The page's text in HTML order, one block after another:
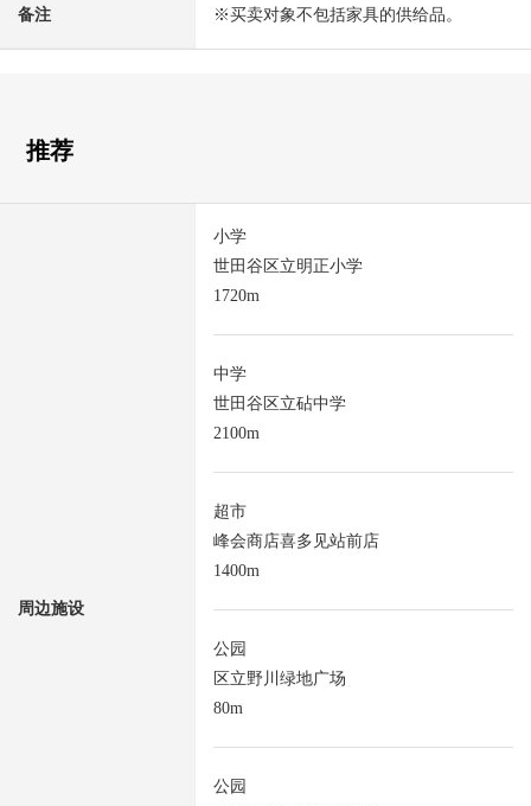
备注 ※买卖对象不包括家具的供给品。
推荐
周边施设
小学
世田谷区立明正小学
1720m
中学
世田谷区立砧中学
2100m
超市
峰会商店喜多见站前店
1400m
公园
区立野川绿地广场
80m
公园